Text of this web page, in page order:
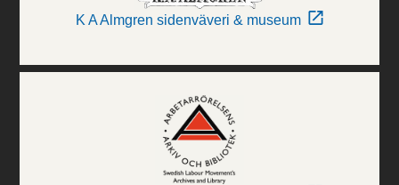
K A Almgren sidenväveri & museum